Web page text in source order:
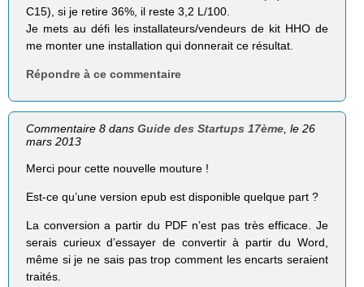
C15), si je retire 36%, il reste 3,2 L/100.
Je mets au défi les installateurs/vendeurs de kit HHO de
me monter une installation qui donnerait ce résultat.
Répondre à ce commentaire
Commentaire 8 dansGuide des Startups 17ème, le 26
mars 2013
Merci pour cette nouvelle mouture !
Est-ce qu’une version epub est disponible quelque part ?
La conversion a partir du PDF n’est pas très efficace. Je
serais curieux d’essayer de convertir à partir du Word,
même si je ne sais pas trop comment les encarts seraient
traités.